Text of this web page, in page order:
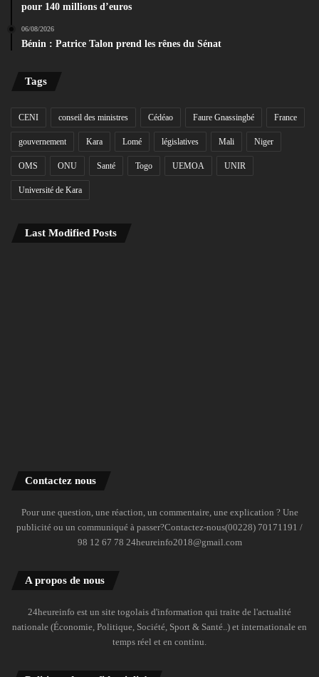
pour 140 millions d’euros
06/08/2026
Bénin : Patrice Talon prend les rênes du Sénat
Tags
CENI conseil des ministres Cédéao Faure Gnassingbé France
gouvernement Kara Lomé législatives Mali Niger
OMS ONU Santé Togo UEMOA UNIR
Université de Kara
Last Modified Posts
Contactez nous
Pour une question, une réaction, un commentaire, une explication ? Une
publicité ou un communiqué à passer?Contactez-nous(00228) 70171191 /
98 12 67 78 24heureinfo2018@gmail.com
A propos de nous
24heureinfo est un site togolais d'information qui traite de l'actualité
nationale (Économie, Politique, Société, Sport & Santé..) et internationale en
temps réel et en continu.